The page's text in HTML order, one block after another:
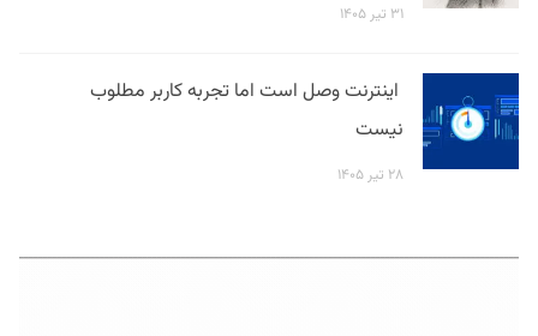
۳۱ تیر ۱۴۰۵
اینترنت وصل است اما تجربه کاربر مطلوب
نیست
۲۸ تیر ۱۴۰۵